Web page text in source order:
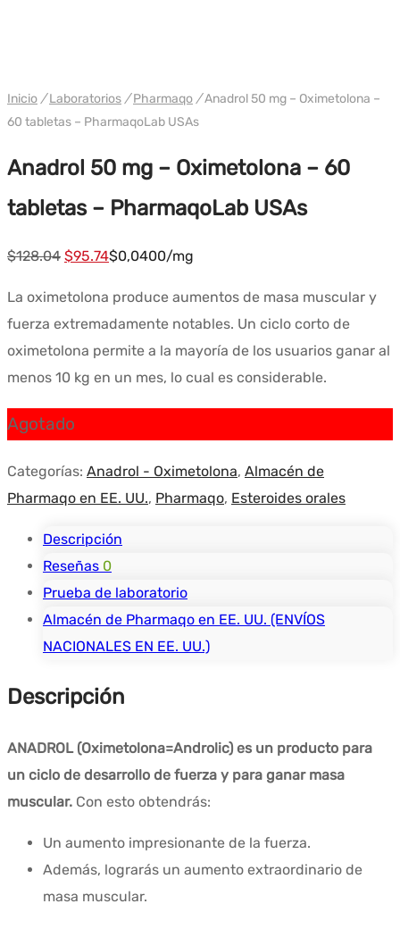
Inicio / Laboratorios / Pharmaqo /Anadrol 50 mg – Oximetolona –
60 tabletas – PharmaqoLab USAs
Anadrol 50 mg – Oximetolona – 60
tabletas – PharmaqoLab USAs
$128.04 El
$128.04.
$95.74El
actual
$0,0400/mg
La oximetolona produce aumentos de masa muscular y
fuerza extremadamente notables. Un ciclo corto de
oximetolona permite a la mayoría de los usuarios ganar al
menos 10 kg en un mes, lo cual es considerable.
Agotado
Categorías: Anadrol - Oximetolona, Almacén de
Pharmaqo en EE. UU., Pharmaqo, Esteroides orales
Descripción
Reseñas 0
Prueba de laboratorio
Almacén de Pharmaqo en EE. UU. (ENVÍOS
NACIONALES EN EE. UU.)
Descripción
ANADROL (Oximetolona=Androlic) es un producto para
un ciclo de desarrollo de fuerza y para ganar masa
muscular. Con esto obtendrás:
Un aumento impresionante de la fuerza.
Además, lograrás un aumento extraordinario de
masa muscular.